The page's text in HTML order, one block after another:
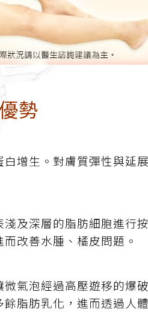
勢
增生。對膚質彈性與延
及深層的脂肪細胞進行
改善水腫、橘皮問題。
氣泡經過高壓遊移的爆
脂肪乳化，進而透過人